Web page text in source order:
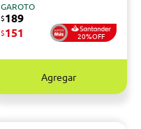
GAROTO
$189
$151 20%OFF
Agregar